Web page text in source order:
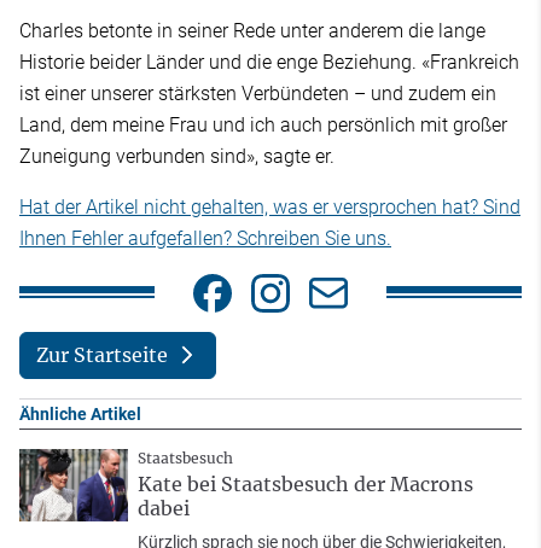
Charles betonte in seiner Rede unter anderem die lange
Historie beider Länder und die enge Beziehung. «Frankreich
ist einer unserer stärksten Verbündeten – und zudem ein
Land, dem meine Frau und ich auch persönlich mit großer
Zuneigung verbunden sind», sagte er.
Hat der Artikel nicht gehalten, was er versprochen hat? Sind
Ihnen Fehler aufgefallen? Schreiben Sie uns.
Zur Startseite
Ähnliche Artikel
Staatsbesuch
Kate bei Staatsbesuch der Macrons
dabei
Kürzlich sprach sie noch über die Schwierigkeiten,